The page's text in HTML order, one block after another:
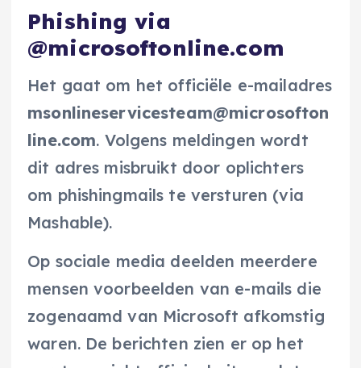
Phishing via
@microsoftonline.com
Het gaat om het officiële e-mailadres
msonlineservicesteam@microsofton
line.com. Volgens meldingen wordt
dit adres misbruikt door oplichters
om phishingmails te versturen (via
Mashable).
Op sociale media deelden meerdere
mensen voorbeelden van e-mails die
zogenaamd van Microsoft afkomstig
waren. De berichten zien er op het